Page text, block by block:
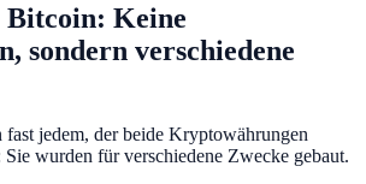
Bitcoin: Keine
sondern verschiedene
fast jedem, der beide Kryptowährungen
wurden für verschiedene Zwecke gebaut.